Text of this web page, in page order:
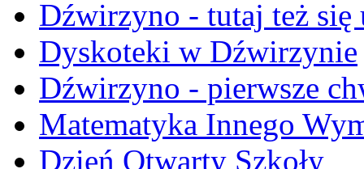
Dźwirzyno - tutaj też się
Dyskoteki w Dźwirzynie
Dźwirzyno - pierwsze
Matematyka Innego
Dzień Otwarty Szkoły